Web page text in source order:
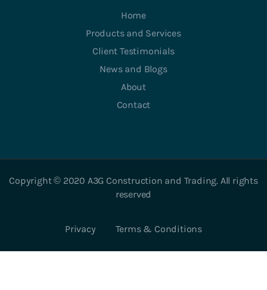
Home
Products and Services
Client Testimonials
News and Blogs
About
Contact
Copyright © 2020 A3G Construction and Trading. All rights
reserved
Privacy Terms & Conditions